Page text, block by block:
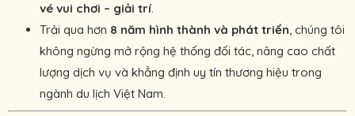
vé vui chơi – giải trí.
Trải qua hơn 8 năm hình thành và phát triển, chúng tôi
không ngừng mở rộng hệ thống đối tác, nâng cao chất
lượng dịch vụ và khẳng định uy tín thương hiệu trong
ngành du lịch Việt Nam.